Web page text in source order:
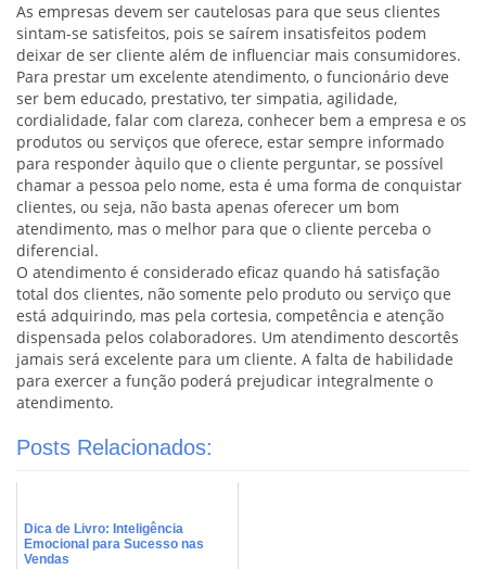
As empresas devem ser cautelosas para que seus clientes
sintam-se satisfeitos, pois se saírem insatisfeitos podem
deixar de ser cliente além de influenciar mais consumidores.
Para prestar um excelente atendimento, o funcionário deve
ser bem educado, prestativo, ter simpatia, agilidade,
cordialidade, falar com clareza, conhecer bem a empresa e os
produtos ou serviços que oferece, estar sempre informado
para responder àquilo que o cliente perguntar, se possível
chamar a pessoa pelo nome, esta é uma forma de conquistar
clientes, ou seja, não basta apenas oferecer um bom
atendimento, mas o melhor para que o cliente perceba o
diferencial.
O atendimento é considerado eficaz quando há satisfação
total dos clientes, não somente pelo produto ou serviço que
está adquirindo, mas pela cortesia, competência e atenção
dispensada pelos colaboradores. Um atendimento descortês
jamais será excelente para um cliente. A falta de habilidade
para exercer a função poderá prejudicar integralmente o
atendimento.
Posts Relacionados:
Dica de Livro: Inteligência
Emocional para Sucesso nas
Vendas